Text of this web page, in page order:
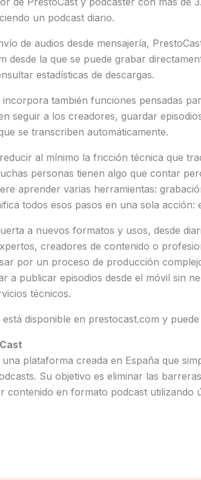
un podcast diario.
de audios desde mensajería,
desde la que se puede grabar
estadísticas de descargas.
también funciones pensadas
seguir a los creadores, guardar
se transcriben automáticamente.
al mínimo la fricción técnica que
personas tienen algo que contar
aprender varias herramientas:
todos esos pasos en una sola acción:
a nuevos formatos y usos, desde
creadores de contenido o
por un proceso de producción
a publicar episodios desde el móvil sin
técnicos.
está disponible en prestocast.com y
una plataforma creada en España que
Su objetivo es eliminar las
contenido en formato podcast utilizando